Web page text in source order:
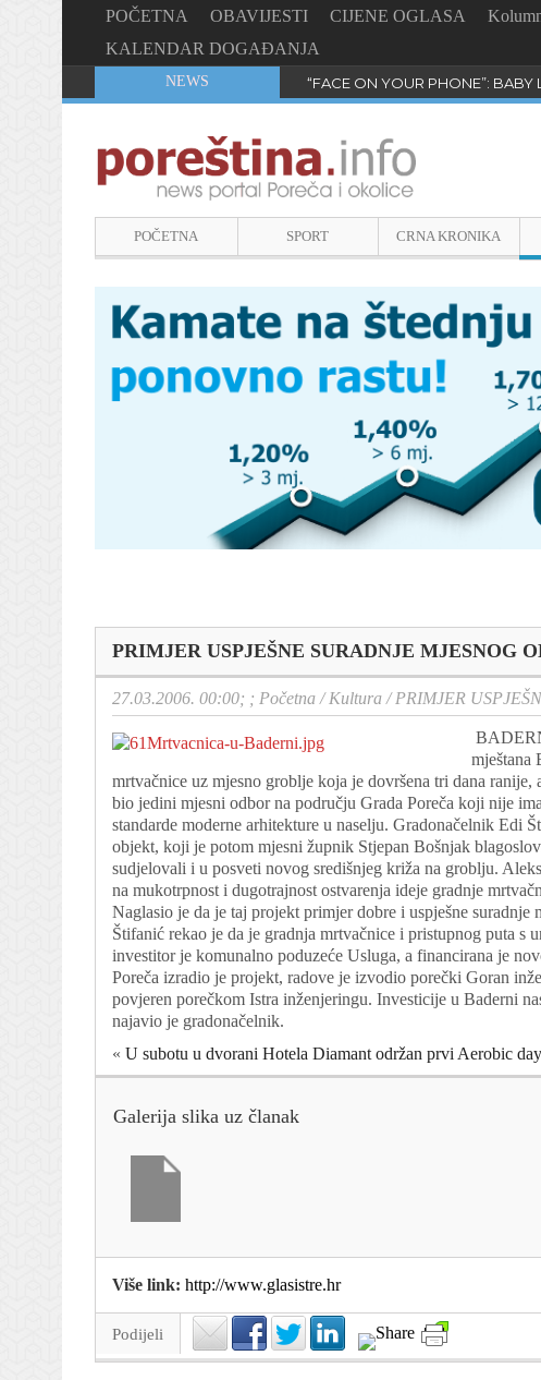
POČETNA OBAVIJESTI CIJENE OGLASA
KALENDAR DOGAĐANJA
NEWS “FACE ON YOUR PHONE”:
POČETNA SPORT CRNA KRONIKA
PRIMJER USPJEŠNE SURADNJE MJESNOG
27.03.2006. 00:00; ; Početna /Kultura /PRIMJER
mještana
mrtvačnice uz mjesno groblje koja je dovršena tri dana
bio jedini mjesni odbor na području Grada Poreča koji nije
standarde moderne arhitekture u naselju. Gradonačelnik Edi
objekt, koji je potom mjesni župnik Stjepan Bošnjak
sudjelovali i u posveti novog središnjeg križa na groblju.
na mukotrpnost i dugotrajnost ostvarenja ideje gradnje
Naglasio je da je taj projekt primjer dobre i uspješne
Štifanić rekao je da je gradnja mrtvačnice i pristupnog puta s
investitor je komunalno poduzeće Usluga, a financirana je
Poreča izradio je projekt, radove je izvodio porečki Goran
povjeren porečkom Istra inženjeringu. Investicije u Baderni
najavio je gradonačelnik.
« U subotu u dvorani Hotela Diamant održan prvi Aerobic day
Galerija slika uz članak
Više link: http://www.glasistre.hr
Podijeli